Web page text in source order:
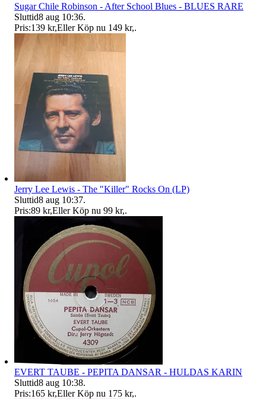
Sugar Chile Robinson - After School Blues - BLUES RARE
Sluttid8 aug 10:36.
Pris:139 kr,Eller Köp nu 149 kr,.
Jerry Lee Lewis - The "Killer" Rocks On (LP)
Sluttid8 aug 10:37.
Pris:89 kr,Eller Köp nu 99 kr,.
EVERT TAUBE - PEPITA DANSAR - HULDAS KARIN
Sluttid8 aug 10:38.
Pris:165 kr,Eller Köp nu 175 kr,.